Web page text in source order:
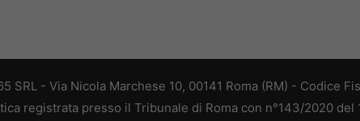
SRL - Via Nicola Marchese 10, 00141 Roma (RM) - Codice
registrata presso il Tribunale di Roma con n°143/2020 del